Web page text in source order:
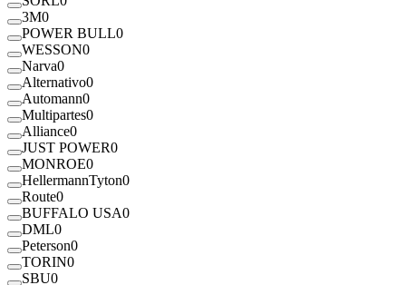
3M0
POWER BULL0
WESSON0
Narva0
Alternativo0
Automann0
Multipartes0
Alliance0
JUST POWER0
MONROE0
HellermannTyton0
Route0
BUFFALO USA0
DML0
Peterson0
TORIN0
SBU0